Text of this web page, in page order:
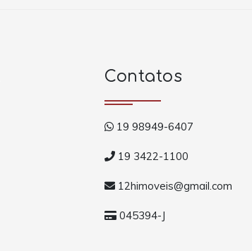
Contatos
19 98949-6407
19 3422-1100
12himoveis@gmail.com
045394-J